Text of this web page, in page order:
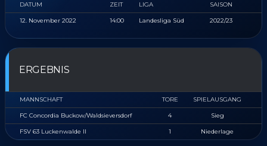
DATUM ZEIT LIGA SAISON
12. November 2022 14:00 Landesliga Süd 2022/23
ERGEBNIS
MANNSCHAFT TORE SPIELAUSGANG
FC Concordia Buckow/​Waldsieversdorf 4 Sieg
FSV 63 Luckenwalde II 1 Niederlage